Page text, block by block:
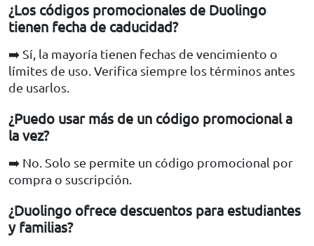
¿Los códigos promocionales de Duolingo
tienen fecha de caducidad?
➡️ Sí, la mayoría tienen fechas de vencimiento o
límites de uso. Verifica siempre los términos antes
de usarlos.
¿Puedo usar más de un código promocional a
la vez?
➡️ No. Solo se permite un código promocional por
compra o suscripción.
¿Duolingo ofrece descuentos para estudiantes
y familias?